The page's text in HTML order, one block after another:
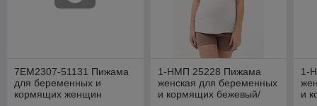
7ЕМ2307-51131 Пижама
для беременных и
кормящих женщин
1-НМП 25228 Пижама
женская для беременных
и кормящих бежевый/
1-
и